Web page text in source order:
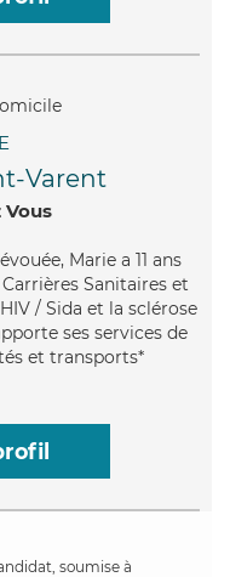
Varent
Vous
Marie a 11 ans
Sanitaires et
/ Sida et la sclérose
ses services de
et transports*
soumise à